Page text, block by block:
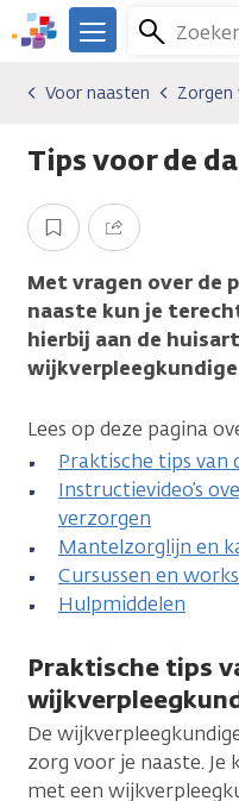
Overslaan
en
gaan
We
er
je.
Menu
Algemene onderwerpen
Voor naasten
Zorgen voor je naaste
Voor naasten
Tips voor de
Opslaan Delen
Met vragen over de
naaste kun je
hierbij aan de
Lees op deze pagina
Praktische tips van
Instructievideo’s
verzorgen
Mantelzorglijn en
Cursussen en
Hulpmiddelen
Praktische tips
De
zorg voor je naaste.
met een